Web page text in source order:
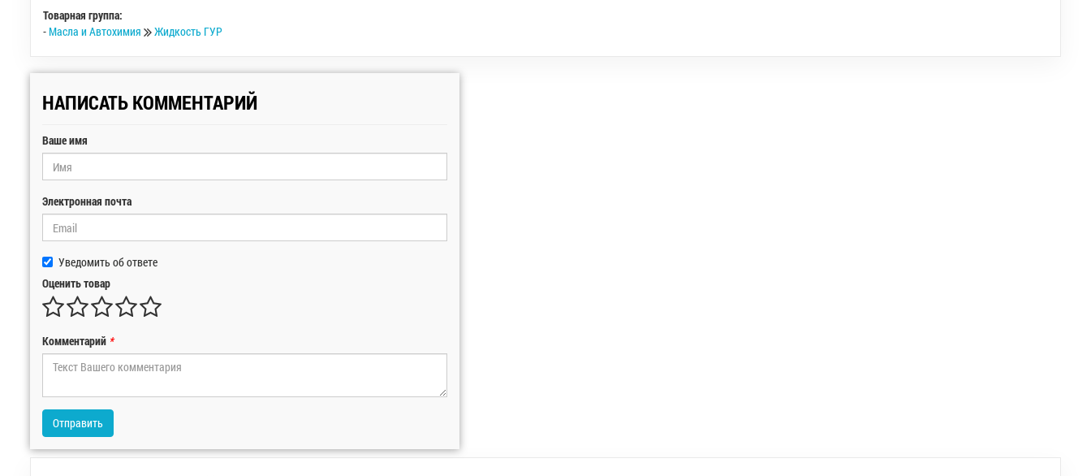
Товарная группа:
- Масла и Автохимия Жидкость ГУР
НАПИСАТЬ КОММЕНТАРИЙ
Ваше имя
Электронная почта
Уведомить об ответе
Оценить товар
Комментарий *
Отправить